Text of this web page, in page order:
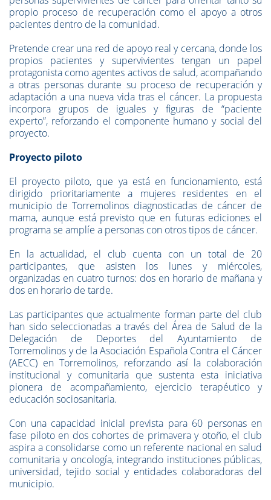
propio proceso de recuperación como el apoyo a otros
pacientes dentro de la comunidad.
Pretende crear una red de apoyo real y cercana, donde los
propios pacientes y supervivientes tengan un papel
protagonista como agentes activos de salud, acompañando
a otras personas durante su proceso de recuperación y
adaptación a una nueva vida tras el cáncer. La propuesta
incorpora grupos de iguales y figuras de “paciente
experto”, reforzando el componente humano y social del
proyecto.
Proyecto piloto
El proyecto piloto, que ya está en funcionamiento, está
dirigido prioritariamente a mujeres residentes en el
municipio de Torremolinos diagnosticadas de cáncer de
mama, aunque está previsto que en futuras ediciones el
programa se amplíe a personas con otros tipos de cáncer.
En la actualidad, el club cuenta con un total de 20
participantes, que asisten los lunes y miércoles,
organizadas en cuatro turnos: dos en horario de mañana y
dos en horario de tarde.
Las participantes que actualmente forman parte del club
han sido seleccionadas a través del Área de Salud de la
Delegación de Deportes del Ayuntamiento de
Torremolinos y de la Asociación Española Contra el Cáncer
(AECC) en Torremolinos, reforzando así la colaboración
institucional y comunitaria que sustenta esta iniciativa
pionera de acompañamiento, ejercicio terapéutico y
educación sociosanitaria.
Con una capacidad inicial prevista para 60 personas en
fase piloto en dos cohortes de primavera y otoño, el club
aspira a consolidarse como un referente nacional en salud
comunitaria y oncología, integrando instituciones públicas,
universidad, tejido social y entidades colaboradoras del
municipio.